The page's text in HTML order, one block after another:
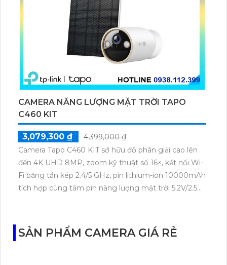
CAMERA NĂNG LƯỢNG MẶT TRỜI TAPO
C460 KIT
3,079,300 ₫
4,399,000 ₫
Camera Tapo C460 KIT sở hữu độ phân giải cao lên
đến 4K UHD 8MP, zoom kỹ thuật số 16×, kết nối Wi-
Fi băng tần kép 2.4/5 GHz, pin lithium-ion 10000mAh
tích hợp cùng tấm pin năng lượng mặt trời 5.2V/2.5W.
SẢN PHẨM CAMERA GIÁ RẺ